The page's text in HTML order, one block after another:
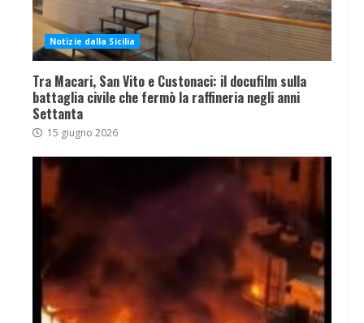
Notizie dalla Sicilia
Tra Macari, San Vito e Custonaci: il docufilm sulla
battaglia civile che fermò la raffineria negli anni
Settanta
15 giugno 2026